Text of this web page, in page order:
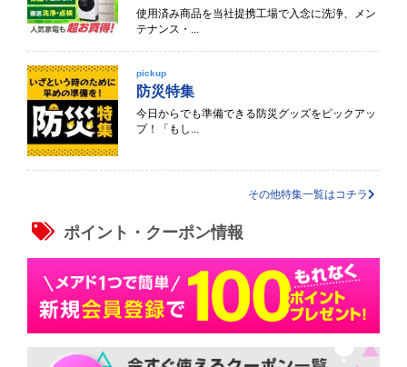
使用済み商品を当社提携工場で入念に洗浄、メン
テナンス・...
pickup
防災特集
今日からでも準備できる防災グッズをピックアッ
プ！「もし...
その他特集一覧はコチラ
ポイント・クーポン情報